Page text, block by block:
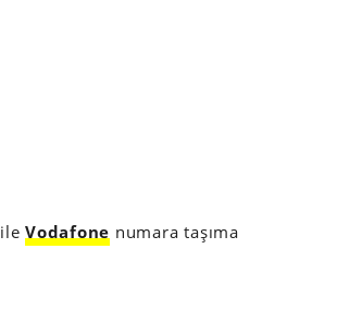
ileVodafone numara taşıma